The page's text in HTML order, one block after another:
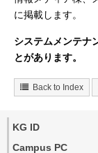
に掲載します。
システムメンテナ
とがあります。
Back to Index
KG ID
Campus PC